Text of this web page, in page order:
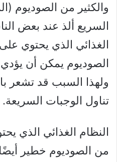
والكثير من الصوديوم
السريع ألذ عند بعض
الغذائي الذي يحتوي
الصوديوم يمكن أن يؤدي
ولهذا السبب قد تشعر
تناول الوجبات السريعة.
النظام الغذائي الذي
من الصوديوم خطير